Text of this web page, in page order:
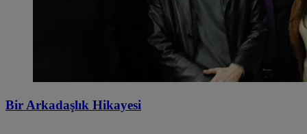
Bir Arkadaşlık Hikayesi